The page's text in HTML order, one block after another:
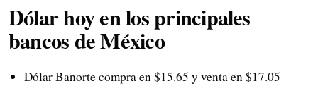
Dólar hoy en los principales
bancos de México
Dólar Banorte compra en $15.65 y venta en $17.05